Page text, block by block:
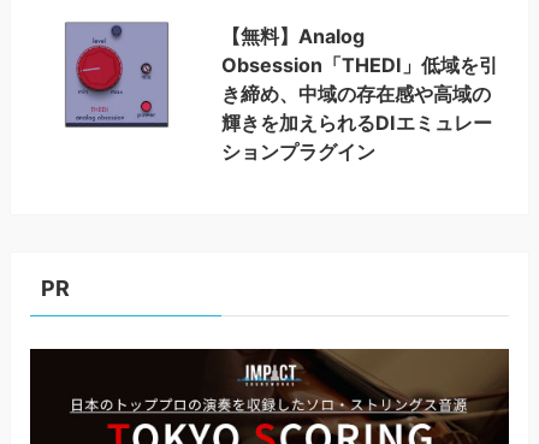
【無料】Analog
Obsession「THEDI」低域を引
き締め、中域の存在感や高域の
輝きを加えられるDIエミュレー
ションプラグイン
PR